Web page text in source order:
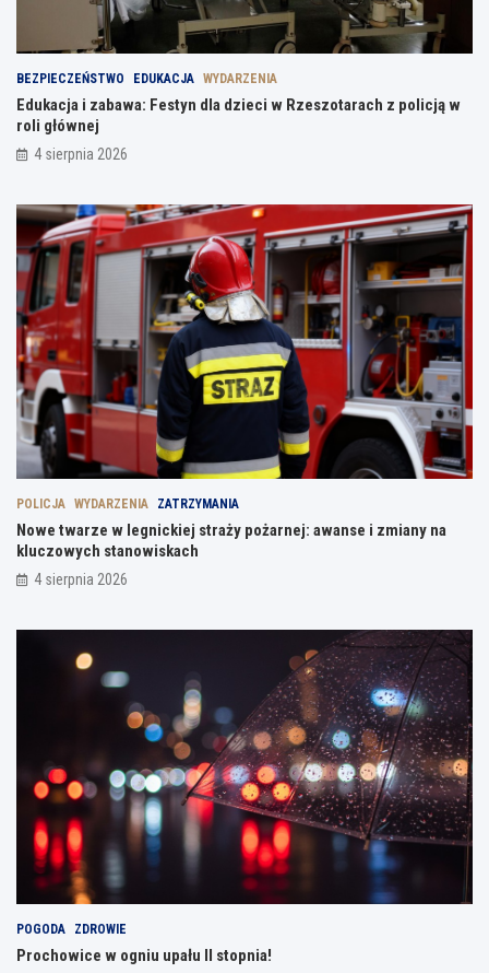
BEZPIECZEŃSTWO EDUKACJA WYDARZENIA
Edukacja i zabawa: Festyn dla dzieci w Rzeszotarach z policją w
roli głównej
4 sierpnia 2026
POLICJA WYDARZENIA ZATRZYMANIA
Nowe twarze w legnickiej straży pożarnej: awanse i zmiany na
kluczowych stanowiskach
4 sierpnia 2026
POGODA ZDROWIE
Prochowice w ogniu upału II stopnia!